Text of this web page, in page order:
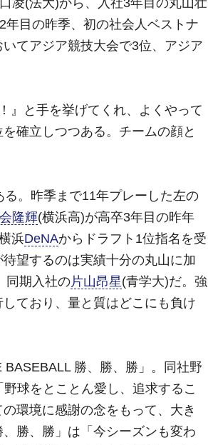
凌(法大)から、入社3年目の丸山壮
年目の昨季、初の社会人ベストナ
てアジア競技大会で3位、アジア
』と手を挙げてくれ、よくやって
確立しつつある。チームの顔と
。昨季まで11年プレーした左の
隆輝(横浜高)が高卒3年目の昨年
浜DeNAからドラフト1位指名を受
望するのは実績十分の丸山に加
同期入社の片山昂星(青学大)だ。強
ており、量と質はどこにも負け
勝、勝、勝」。同社野
球をとことん愛し、追求するこ
環境に感謝の念をもって、大き
勝、勝」は「今シーズンも変わ